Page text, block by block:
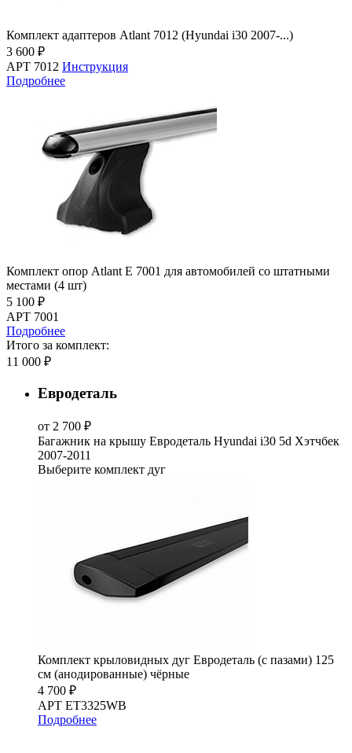
Комплект адаптеров Atlant 7012 (Hyundai i30 2007-...)
3 600 ₽
АРТ 7012 Инструкция
Подробнее
Комплект опор Atlant E 7001 для автомобилей со штатными
местами (4 шт)
5 100 ₽
АРТ 7001
Подробнее
Итого за комплект:
11 000 ₽
Евродеталь
от 2 700 ₽
Багажник на крышу Евродеталь Hyundai i30 5d Хэтчбек
2007-2011
Выберите комплект дуг
Комплект крыловидных дуг Евродеталь (с пазами) 125
см (анодированные) чёрные
4 700 ₽
АРТ ET3325WB
Подробнее